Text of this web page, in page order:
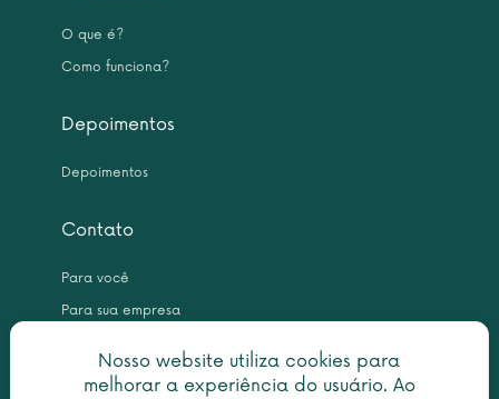
Nosso website utiliza cookies para
melhorar a experiência do usuário. Ao
O que é?
Como funciona?
Depoimentos
Depoimentos
Contato
Para você
Para sua empresa